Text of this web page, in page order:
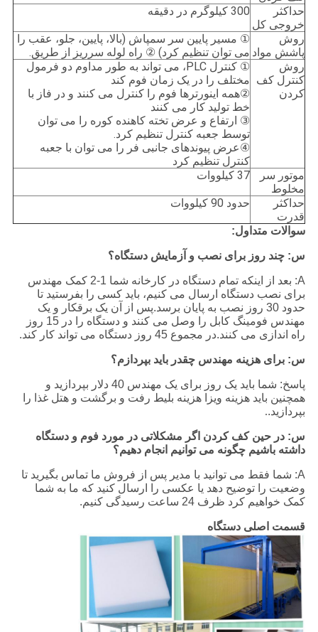
حداکثر
خروجی کل
300 کیلوگرم در دقیقه
روش
پاشش مواد
① مسیر پایین سر سمپاش (بالا، پایین، جلو، عقب را
می توان تنظیم کرد) ② راه لوله سرریز از طریق.
روش
کنترل کف
کردن
① کنترل PLC، می تواند به طور مداوم دو فرمول
مختلف را در یک زمان فوم کند
②همه اینورترها فوم را کنترل می کنند و در فاز با
خط تولید کار می کنند
③ ارتفاع و عرض تخته کاهنده کوره را می توان
توسط جعبه کنترل تنظیم کرد.
④عرض پیوندهای جانبی فر را می توان با جعبه
کنترل تنظیم کرد
موتور سر
مخلوط
37 کیلووات
حداکثر
قدرت
حدود 90 کیلووات
سوالات متداول:
س: چند روز برای نصب و آزمایش دستگاه؟
A: بعد از اینکه تمام دستگاه در کارخانه شما 1-2 کمک مهندس
برای نصب دستگاه ارسال می کنیم، باید کسی را بفرستید تا
حدود 30 روز نصب به پایان برسد.پس از آن یک برقکار و یک
مهندس فومینگ کابل را وصل می کنند و دستگاه را در 15 روز
راه اندازی می کنند.در مجموع 45 روز دستگاه می تواند کار کند.
س: برای هزینه مهندس چقدر باید بپردازم؟
پاسخ: شما باید یک روز برای یک مهندس 40 دلار بپردازید و
همچنین باید هزینه ویزا هزینه بلیط رفت و برگشت و هتل غذا را
بپردازید..
س: در حین کف کردن اگر مشکلاتی در مورد فوم و دستگاه
داشته باشیم چگونه می توانیم انجام دهیم؟
A: شما فقط می توانید با مدیر پس از فروش ما تماس بگیرید تا
وضعیت را توضیح دهد یا عکسی را ارسال کنید که ما به شما
کمک خواهیم کرد ظرف 24 ساعت رسیدگی کنیم.
قسمت اصلی دستگاه